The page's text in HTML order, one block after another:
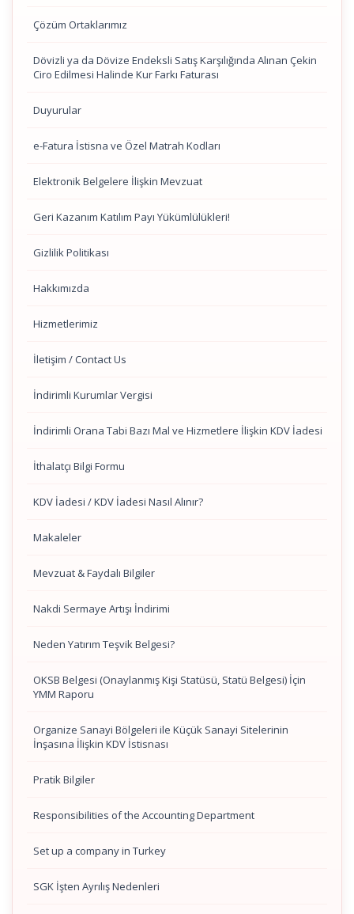
Çözüm Ortaklarımız
Dövizli ya da Dövize Endeksli Satış Karşılığında Alınan Çekin
Ciro Edilmesi Halinde Kur Farkı Faturası
Duyurular
e-Fatura İstisna ve Özel Matrah Kodları
Elektronik Belgelere İlişkin Mevzuat
Geri Kazanım Katılım Payı Yükümlülükleri!
Gizlilik Politikası
Hakkımızda
Hizmetlerimiz
İletişim / Contact Us
İndirimli Kurumlar Vergisi
İndirimli Orana Tabi Bazı Mal ve Hizmetlere İlişkin KDV İadesi
İthalatçı Bilgi Formu
KDV İadesi / KDV İadesi Nasıl Alınır?
Makaleler
Mevzuat & Faydalı Bilgiler
Nakdi Sermaye Artışı İndirimi
Neden Yatırım Teşvik Belgesi?
OKSB Belgesi (Onaylanmış Kişi Statüsü, Statü Belgesi) İçin
YMM Raporu
Organize Sanayi Bölgeleri ile Küçük Sanayi Sitelerinin
İnşasına İlişkin KDV İstisnası
Pratik Bilgiler
Responsibilities of the Accounting Department
Set up a company in Turkey
SGK İşten Ayrılış Nedenleri